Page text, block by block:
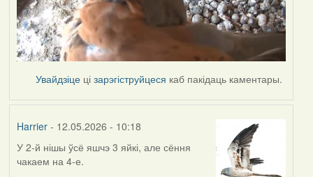
Увайдзіце цізарэгіструйцеся каб пакідаць каментары.
Harrier- 12.05.2026 - 10:18
У 2-й нішы ўсё яшчэ 3 яйкі, але сёння
чакаем на 4-е.